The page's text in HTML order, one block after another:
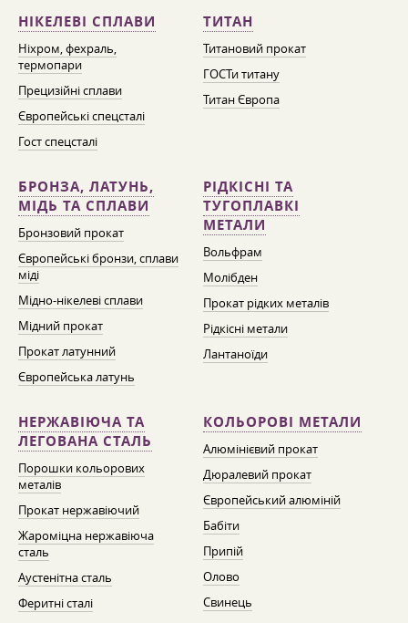
НІКЕЛЕВІ СПЛАВИ
Ніхром, фехраль,
термопари
Прецизійні сплави
Європейські спецсталі
Гост спецсталі
ТИТАН
Титановий прокат
ГОСТи титану
Титан Європа
БРОНЗА, ЛАТУНЬ,
МІДЬ ТА СПЛАВИ
Бронзовий прокат
Європейські бронзи, сплави
міді
Мідно-нікелеві сплави
Мідний прокат
Прокат латунний
Європейська латунь
РІДКІСНІ ТА
ТУГОПЛАВКІ
МЕТАЛИ
Вольфрам
Молібден
Прокат рідких металів
Рідкісні метали
Лантаноїди
НЕРЖАВІЮЧА ТА
ЛЕГОВАНА СТАЛЬ
Порошки кольорових
металів
Прокат нержавіючий
Жароміцна нержавіюча
сталь
Аустенітна сталь
Феритні сталі
КОЛЬОРОВІ МЕТАЛИ
Алюмінієвий прокат
Дюралевий прокат
Європейський алюміній
Бабіти
Припій
Олово
Свинець